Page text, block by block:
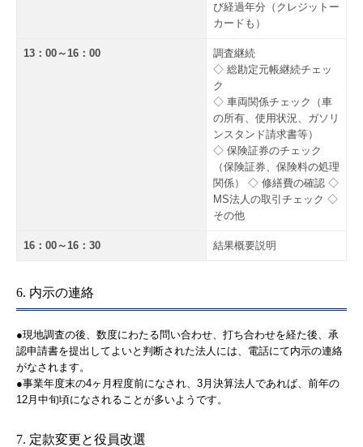
び経過年分（クレジットー
カードも）
13：00～16：00
調査継続
◇ 総勘定元帳継続チェッ
ク
◇ 車両関係チェック（車
の所有、使用状況、ガソリ
ンスタンド請求書等）
◇ 保険証券のチェック
（保険証券、保険料の処理
関係） ◇ 修繕費の確認 ◇
MS法人の取引チェック ◇
その他
16：00～16：30 結果概要説明
6. 内示の連絡
●現地調査の後、数度にわたる問い合わせ、打ち合わせを経た後、承
認申請書を提出してよいと判断された法人には、電話にて内示の連絡
がなされます。
●事業年度末の4ヶ月程度前になされ、3月決算法人であれば、前年の
12月中旬頃になされることが多いようです。
7. 定款変更と役員改選